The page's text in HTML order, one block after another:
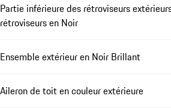
Partie inférieure des rétroviseurs
rétroviseurs en Noir
Ensemble extérieur en Noir Brillant
Aileron de toit en couleur extérieure